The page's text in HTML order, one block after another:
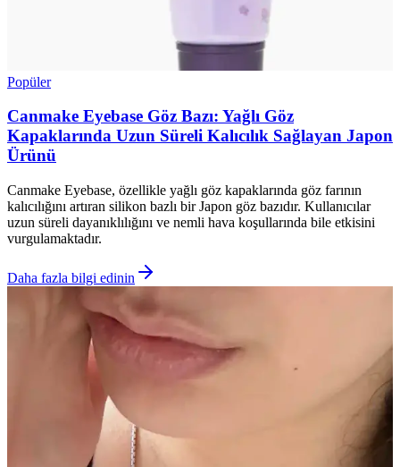
Popüler
Canmake Eyebase Göz Bazı: Yağlı Göz
Kapaklarında Uzun Süreli Kalıcılık Sağlayan Japon
Ürünü
Canmake Eyebase, özellikle yağlı göz kapaklarında göz farının
kalıcılığını artıran silikon bazlı bir Japon göz bazıdır. Kullanıcılar
uzun süreli dayanıklılığını ve nemli hava koşullarında bile etkisini
vurgulamaktadır.
Daha fazla bilgi edinin